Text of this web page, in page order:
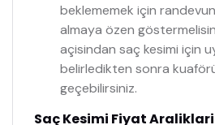
beklememek için
almaya özen
açisindan saç kesimi için
belirledikten sonra
geçebilirsiniz.
Saç Kesimi Fiyat